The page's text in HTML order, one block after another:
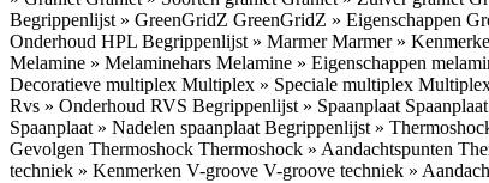
Begrippenlijst » GreenGridZ GreenGridZ » Eigenschappen
Onderhoud HPL Begrippenlijst » MarmerMarmer »
Melamine » Melaminehars Melamine » Eigenschappen
Decoratieve multiplex Multiplex » Speciale multiplex
Rvs » Onderhoud RVS Begrippenlijst » Spaanplaat
Spaanplaat » Nadelen spaanplaat Begrippenlijst »
Gevolgen Thermoshock Thermoshock » Aandachtspunten
techniek » Kenmerken V-groove V-groove techniek »